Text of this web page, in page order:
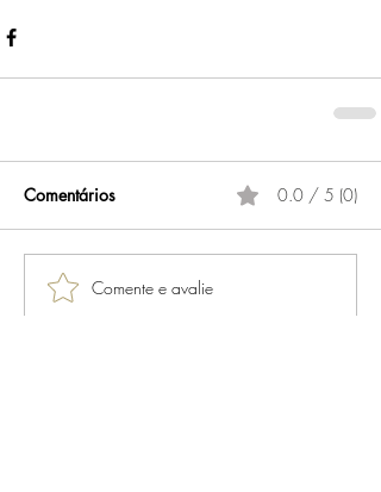
Comentários 0.0 / 5 (0)
Comente e avalie